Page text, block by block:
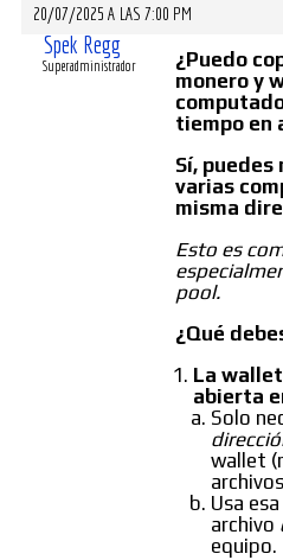
20/07/2025 A LAS 7:00 PM
Spek Regg
Superadministrador
¿Puedo
monero y
tiempo en
Sí, puedes
varias
misma
Esto es
pool.
¿Qué
La
abierta
Solo
wallet
Usa
archivo
equipo.